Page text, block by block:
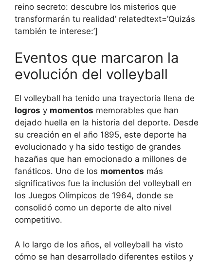
reino secreto: descubre los misterios que
transformarán tu realidad’ relatedtext=’Quizás
también te interese:’]
Eventos que marcaron la
evolución del volleyball
El volleyball ha tenido una trayectoria llena de
logros y momentos memorables que han
dejado huella en la historia del deporte. Desde
su creación en el año 1895, este deporte ha
evolucionado y ha sido testigo de grandes
hazañas que han emocionado a millones de
fanáticos. Uno de los momentos más
significativos fue la inclusión del volleyball en
los Juegos Olímpicos de 1964, donde se
consolidó como un deporte de alto nivel
competitivo.
A lo largo de los años, el volleyball ha visto
cómo se han desarrollado diferentes estilos y